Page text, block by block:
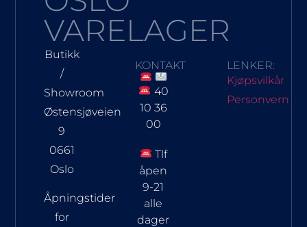
VARELAGER
Butikk
/
Showroom
Østensjøveien
9
0661
Oslo
Åpningstider
for
KONTAKT
40
10 36
00
Tlf
åpen
9-21
alle
dager
LENKER:
Kjøpsvilkår
Personvern